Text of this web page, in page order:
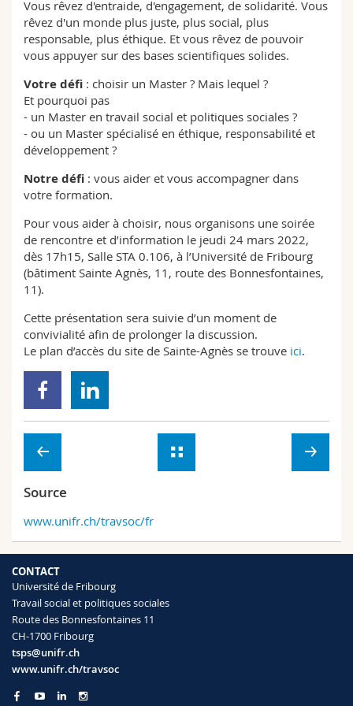
Sciences et médecine
Interfacultaire
Collaborateurs
Doctorants
Webmail
Programme des cours
MyUnifr
Vous rêvez d'entraide, d'engagement, de solidarité. Vous
rêvez d'un monde plus juste, plus social, plus
responsable, plus éthique. Et vous rêvez de pouvoir
vous appuyer sur des bases scientifiques solides.
Votre défi : choisir un Master ? Mais lequel ?
Et pourquoi pas
- un Master en travail social et politiques sociales ?
- ou un Master spécialisé en éthique, responsabilité et
développement ?
Notre défi : vous aider et vous accompagner dans
votre formation.
Pour vous aider à choisir, nous organisons une soirée
de rencontre et d’information le jeudi 24 mars 2022,
dès 17h15, Salle STA 0.106, à l’Université de Fribourg
(bâtiment Sainte Agnès, 11, route des Bonnesfontaines,
11).
Cette présentation sera suivie d’un moment de
convivialité afin de prolonger la discussion.
Le plan d’accès du site de Sainte-Agnès se trouve ici.
Source
www.unifr.ch/travsoc/fr
CONTACT
Université de Fribourg
Travail social et politiques sociales
Route des Bonnesfontaines 11
CH-1700 Fribourg
tsps@unifr.ch
www.unifr.ch/travsoc